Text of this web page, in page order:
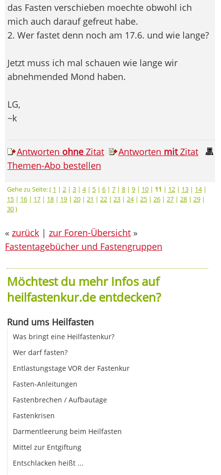
das Fasten verschieben moechte obwohl ich
mich auch darauf gefreut habe.
2. Wer fastet denn noch am 17.6. und wie lange?
Jetzt muss ich mal schauen wie lange wir
abnehmended Mond haben.
LG,
~k
Antworten ohne Zitat Antworten mitZitat
Themen-Abo bestellen
Gehe zu Seite: ( 1 | 2 | 3 | 4| 5 | 6 | 7 | 8 | 9 | 10 | 11 | 12 | 13 | 14|
15 | 16 | 17 | 18 | 19 | 20 | 21 | 22 | 23 | 24| 25 | 26 | 27 | 28 | 29 |
30)
« zurück | zur Foren-Übersicht »
Fastentagebücher und Fastengruppen
Möchtest du mehr Infos auf
heilfastenkur.de entdecken?
Rund ums Heilfasten
Was bringt eine Heilfastenkur?
Wer darf fasten?
Entlastungstage VOR der Fastenkur
Fasten-Anleitungen
Fastenbrechen / Aufbautage
Fastenkrisen
Darmentleerung beim Heilfasten
Mittel zur Entgiftung
Entschlacken heißt ...